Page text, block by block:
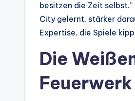
besitzen die Zeit
City gelernt, stärker
Expertise, die Spiele
Die